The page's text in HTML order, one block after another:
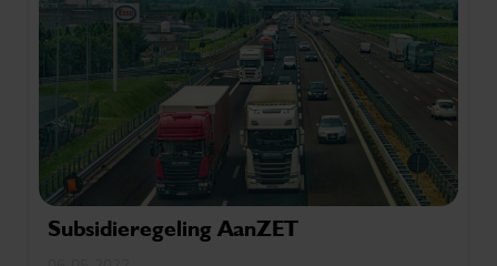
Subsidieregeling AanZET